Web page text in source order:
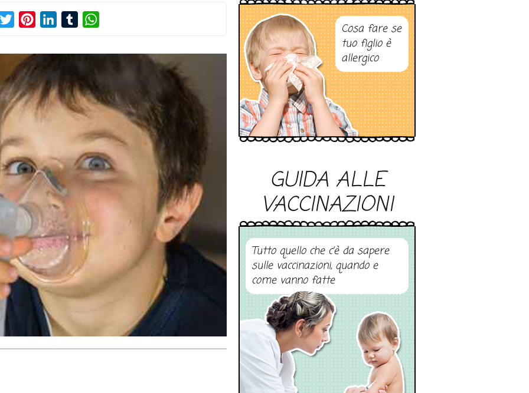
TwitterPinterestLinkedInTumblr
Cosa fare se
tuo figlio è
allergico
GUIDA ALLE
VACCINAZIONI
Tutto quello che c’è da sapere
sulle vaccinazioni, quando e
come vanno fatte